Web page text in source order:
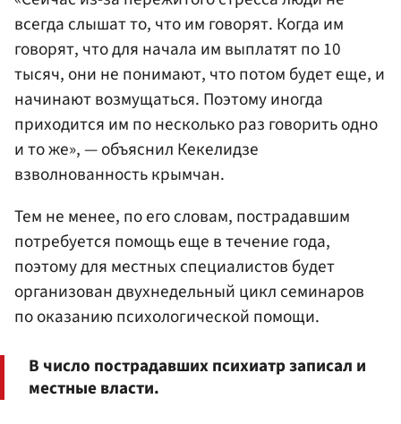
всегда слышат то, что им говорят. Когда им
говорят, что для начала им выплатят по 10
тысяч, они не понимают, что потом будет еще, и
начинают возмущаться. Поэтому иногда
приходится им по несколько раз говорить одно
и то же», — объяснил Кекелидзе
взволнованность крымчан.
Тем не менее, по его словам, пострадавшим
потребуется помощь еще в течение года,
поэтому для местных специалистов будет
организован двухнедельный цикл семинаров
по оказанию психологической помощи.
В число пострадавших психиатр записал и
местные власти.